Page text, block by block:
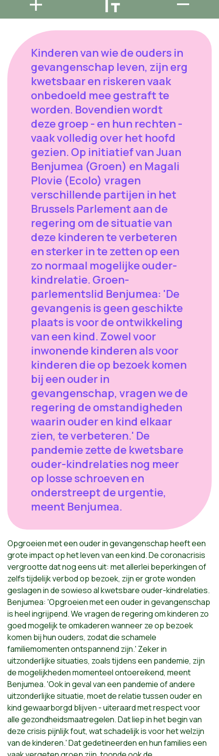
Kinderen van wie de ouders in
gevangenschap leven, zijn erg
kwetsbaar en riskeren vaak
onbedoeld mee gestraft te
worden. Bovendien wordt
deze groep - en hun rechten -
vaak volledig over het hoofd
gezien. Op initiatief van Juan
Benjumea (Groen) en Magali
Plovie (Ecolo) vragen
verschillende partijen in het
Brussels Parlement aan de
regering om de situatie van
deze kinderen te verbeteren
en sterker in te zetten op een
zo normaal mogelijke ouder-
kindrelatie. Groen-
parlementslid Benjumea: 'De
gevangenis is geen geschikte
plaats is voor de ontwikkeling
van een kind. Zowel voor
inwonende kinderen als voor
kinderen die op bezoek komen
bij een ouder in
gevangenschap, vragen we de
regering de omstandigheden
waarin ouder en kind elkaar
zien, te verbeteren.' De
pandemie zette de kwetsbare
ouder-kindrelaties nog meer
op losse schroeven en
onderstreept de urgentie,
meent Benjumea.
Opgroeien met een ouder in gevangenschap heeft een
grote impact op het leven van een kind. De coronacrisis
vergrootte dat nog eens uit: met allerlei beperkingen of
zelfs tijdelijk verbod op bezoek, zijn er grote wonden
geslagen in de sowieso al kwetsbare ouder-kindrelaties.
Benjumea: 'Opgroeien met een ouder in gevangenschap
is heel ingrijpend. We vragen de regering om kinderen zo
goed mogelijk te omkaderen wanneer ze op bezoek
komen bij hun ouders, zodat die schamele
familiemomenten ontspannend zijn.' Zeker in
uitzonderlijke situaties, zoals tijdens een pandemie, zijn
de mogelijkheden momenteel ontoereikend, meent
Benjumea. 'Ook in geval van een pandemie of andere
uitzonderlijke situatie, moet de relatie tussen ouder en
kind gewaarborgd blijven - uiteraard met respect voor
alle gezondheidsmaatregelen. Dat liep in het begin van
deze crisis pijnlijk fout, wat schadelijk is voor het welzijn
van de kinderen.' Dat gedetineerden en hun families een